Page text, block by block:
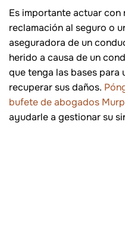
Es importante actuar con
reclamación al seguro o
aseguradora de un
herido a causa de un
que tenga las bases para
recuperar sus daños.
bufete de abogados
ayudarle a gestionar su